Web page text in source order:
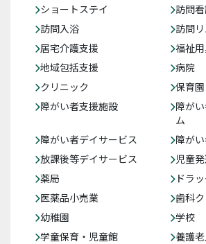
ショートステイ
訪問
訪問入浴
訪問
居宅介護支援
福祉
地域包括支援
病院
クリニック
保育園
障がい者支援施設
障が
ム
障がい者デイサービス
障が
放課後等デイサービス
児童
薬局
ドラ
医薬品小売業
歯科
幼稚園
学校
学童保育・児童館
養護